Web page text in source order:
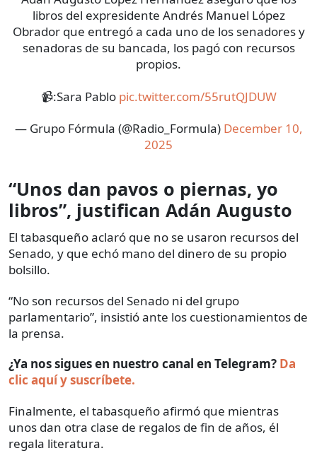
libros del expresidente Andrés Manuel López
Obrador que entregó a cada uno de los senadores y
senadoras de su bancada, los pagó con recursos
propios.
📹:Sara Pablo pic.twitter.com/55rutQJDUW
— Grupo Fórmula (@Radio_Formula) December 10,
2025
“Unos dan pavos o piernas, yo
libros”, justifican Adán Augusto
El tabasqueño aclaró que no se usaron recursos del
Senado, y que echó mano del dinero de su propio
bolsillo.
“No son recursos del Senado ni del grupo
parlamentario”, insistió ante los cuestionamientos de
la prensa.
¿Ya nos sigues en nuestro canal en Telegram? Da
clic aquí y suscríbete.
Finalmente, el tabasqueño afirmó que mientras
unos dan otra clase de regalos de fin de años, él
regala literatura.